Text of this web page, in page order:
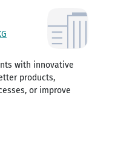
with innovative
products,
or improve